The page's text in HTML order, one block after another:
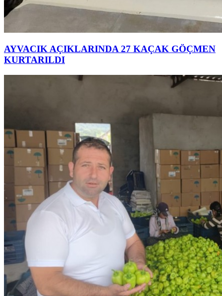
AYVACIK AÇIKLARINDA 27 KAÇAK GÖÇMEN
KURTARILDI